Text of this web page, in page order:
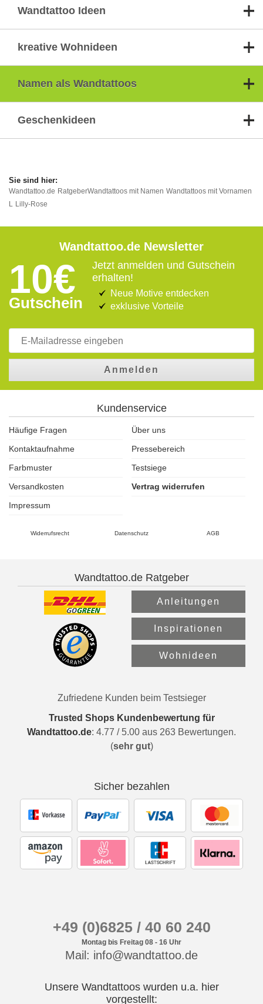
Wandtattoo Ideen
kreative Wohnideen
Namen als Wandtattoos
Geschenkideen
Wandtattoo.de RatgeberWandtattoos mit Namen Wandtattoos mit Vornamen
L Lilly-Rose
Wandtattoo.de Newsletter
10€
Gutschein
Jetzt anmelden und Gutschein
erhalten!
Neue Motive entdecken
exklusive Vorteile
Anmelden
Kundenservice
Häufige Fragen
Über uns
Kontaktaufnahme
Pressebereich
Farbmuster
Testsiege
Versandkosten
Vertrag widerrufen
Impressum
Widerrufsrecht Datenschutz AGB
Wandtattoo.de Ratgeber
Anleitungen
Inspirationen
Wohnideen
Zufriedene Kunden beim Testsieger
Trusted Shops Kundenbewertung für
Wandtattoo.de: 4.77 / 5.00 aus 263 Bewertungen.
(sehr gut)
Sicher bezahlen
+49 (0)6825 / 40 60 240
Montag bis Freitag 08 - 16 Uhr
Mail: info@wandtattoo.de
Unsere Wandtattoos wurden u.a. hier
vorgestellt: